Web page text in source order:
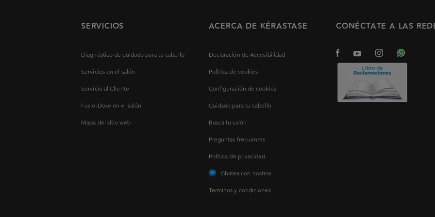
SERVICIOS
Diagnóstico de cuidado para tu cabello
Servicios en el salón
Servicio al Cliente
Fusio-Dose en el salón
Mapa del sitio web
ACERCA DE KÉRASTASE
Declaración de Accesibilidad
Politica de cookies
Configuración de cookies
Cuidado para tu cabello
Busca tu salón
Preguntas frecuentes
Política de privacidad
Chatea con nostros
Terminos y condiciones
CONÉCTATE A LAS